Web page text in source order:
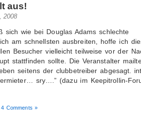
aus!
2008
sich wie bei Douglas Adams schlechte
am schnellsten ausbreiten, hoffe ich
Besucher vielleicht teilweise vor der
stattfinden sollte. Die Veranstalter
seitens der clubbetreiber abgesagt.
sry….” (dazu im Keepitrollin-
4 Comments »